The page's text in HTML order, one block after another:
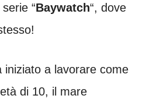
“Baywatch“, dove
iniziato a lavorare come
di 10, il mare